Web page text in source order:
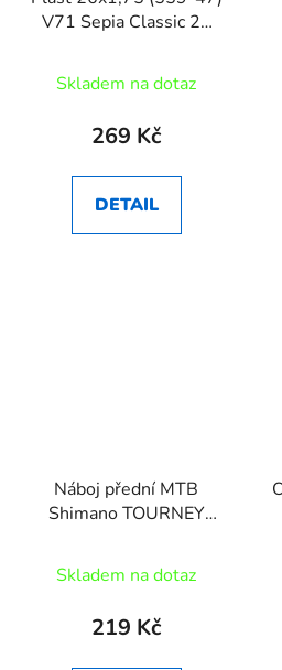
V71 Sepia Classic 22
Skladem na dotaz
269 Kč
DETAIL
Náboj přední MTB
Shimano TOURNEY
Skladem na dotaz
219 Kč